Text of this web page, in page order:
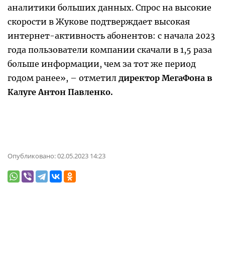
аналитики больших данных. Спрос на высокие
скорости в Жукове подтверждает высокая
интернет-активность абонентов: с начала 2023
года пользователи компании скачали в 1,5 раза
больше информации, чем за тот же период
годом ранее», – отметил директор МегаФона в
Калуге Антон Павленко.
Опубликовано:02.05.2023 14:23